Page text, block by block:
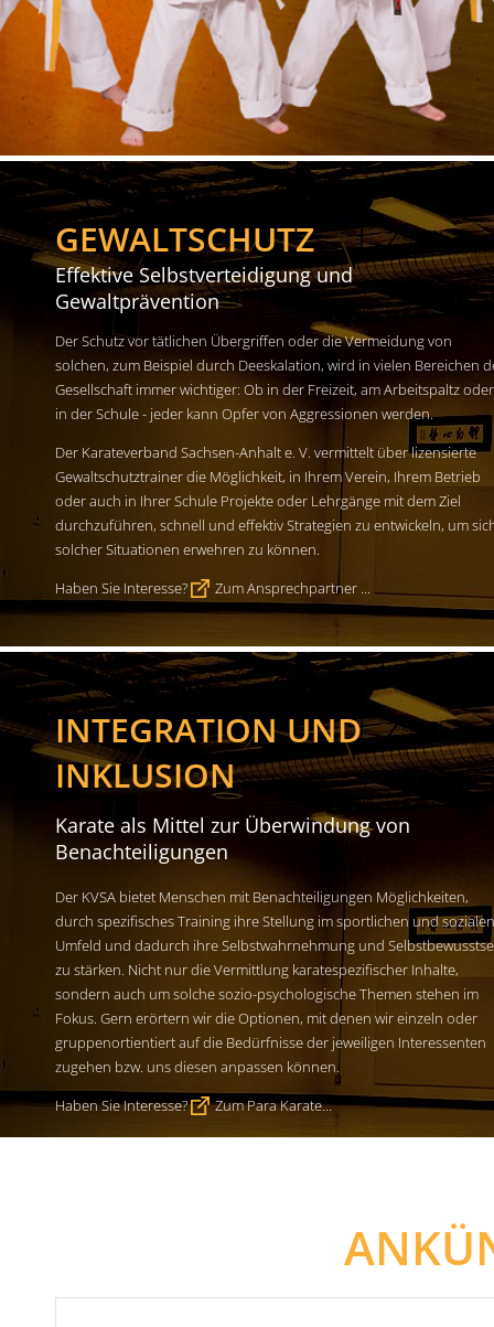
GEWALTSCHUTZ
Effektive Selbstverteidigung und
Gewaltprävention
Der Schutz vor tätlichen Übergriffen oder die Vermeidung von
solchen, zum Beispiel durch Deeskalation, wird in vielen Bereichen
Gesellschaft immer wichtiger: Ob in der Freizeit, am Arbeitspaltz oder
in der Schule - jeder kann Opfer von Aggressionen werden.
Der Karateverband Sachsen-Anhalt e. V. vermittelt über lizensierte
Gewaltschutztrainer die Möglichkeit, in Ihrem Verein, Ihrem Betrieb
oder auch in Ihrer Schule Projekte oder Lehrgänge mit dem Ziel
durchzuführen, schnell und effektiv Strategien zu entwickeln, um
solcher Situationen erwehren zu können.
Haben Sie Interesse?
Zum Ansprechpartner ...
INTEGRATION UND
INKLUSION
Karate als Mittel zur Überwindung von
Benachteiligungen
Der KVSA bietet Menschen mit Benachteiligungen Möglichkeiten,
durch spezifisches Training ihre Stellung im sportlichen und sozialen
Umfeld und dadurch ihre Selbstwahrnehmung und
zu stärken. Nicht nur die Vermittlung karatespezifischer Inhalte,
sondern auch um solche sozio-psychologische Themen stehen im
Fokus. Gern erörtern wir die Optionen, mit denen wir einzeln oder
gruppenortientiert auf die Bedürfnisse der jeweiligen Interessenten
zugehen bzw. uns diesen anpassen können.
Haben Sie Interesse?
Zum Para Karate...